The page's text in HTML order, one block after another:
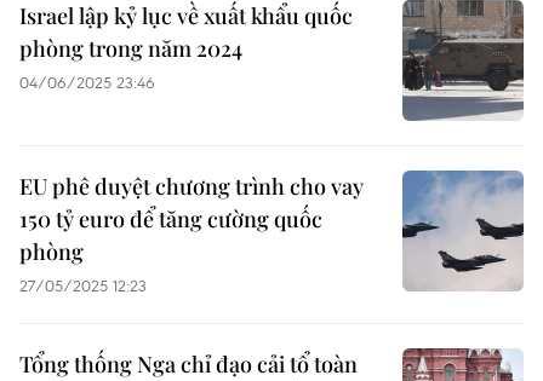
Israel lập kỷ lục về xuất khẩu quốc
phòng trong năm 2024
04/06/2025 23:46
EU phê duyệt chương trình cho vay
150 tỷ euro để tăng cường quốc
phòng
27/05/2025 12:23
Tổng thống Nga chỉ đạo cải tổ toàn